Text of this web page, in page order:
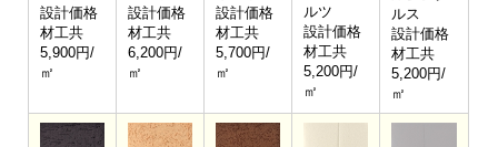
設計価格
材工共
5,900円/
㎡
設計価格
材工共
6,200円/
㎡
設計価格
材工共
5,700円/
㎡
ルツ
設計価格
材工共
5,200円/
㎡
ルス
設計価格
材工共
5,200円/
㎡